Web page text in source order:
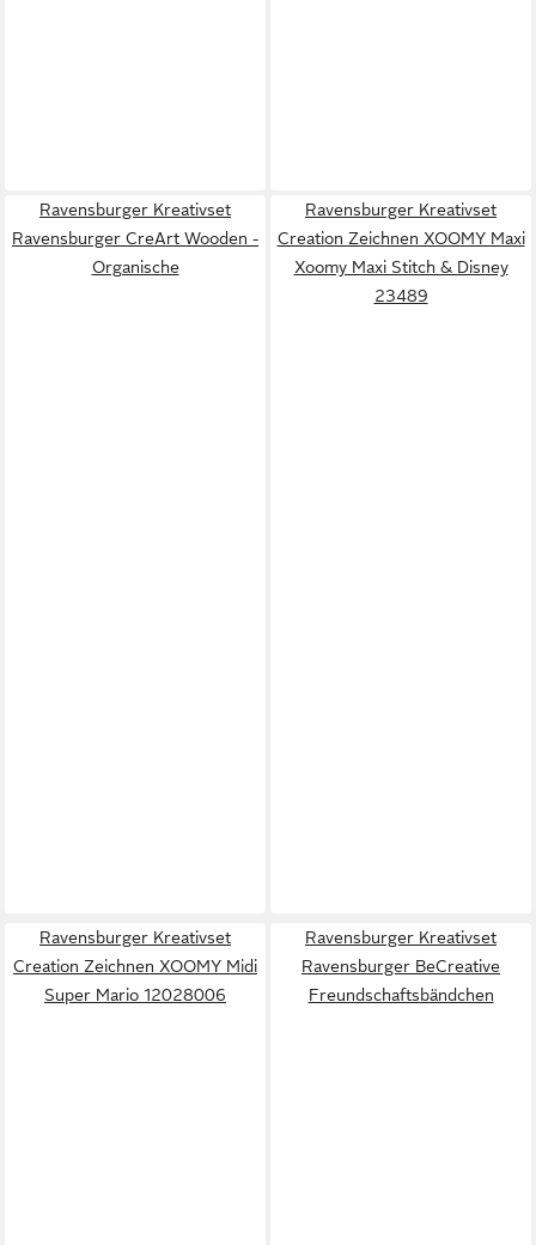
Ravensburger Kreativset
Ravensburger CreArt Wooden -
Organische
Ravensburger Kreativset
Creation Zeichnen XOOMY Maxi
Xoomy Maxi Stitch & Disney
23489
Ravensburger Kreativset
Creation Zeichnen XOOMY Midi
Super Mario 12028006
Ravensburger Kreativset
Ravensburger BeCreative
Freundschaftsbändchen